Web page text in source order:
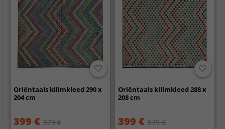
Oriëntaals kilimkleed 290 x
204 cm
399 € 579 €
Oriëntaals kilimkleed 288 x
208 cm
399 € 579 €